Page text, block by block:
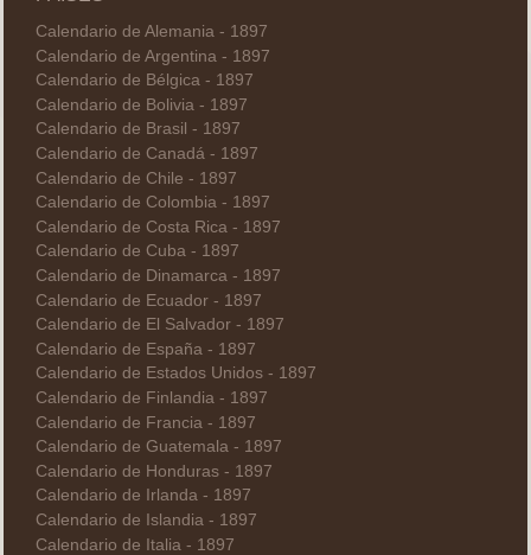
Calendario de Alemania - 1897
Calendario de Argentina - 1897
Calendario de Bélgica - 1897
Calendario de Bolivia - 1897
Calendario de Brasil - 1897
Calendario de Canadá - 1897
Calendario de Chile - 1897
Calendario de Colombia - 1897
Calendario de Costa Rica - 1897
Calendario de Cuba - 1897
Calendario de Dinamarca - 1897
Calendario de Ecuador - 1897
Calendario de El Salvador - 1897
Calendario de España - 1897
Calendario de Estados Unidos - 1897
Calendario de Finlandia - 1897
Calendario de Francia - 1897
Calendario de Guatemala - 1897
Calendario de Honduras - 1897
Calendario de Irlanda - 1897
Calendario de Islandia - 1897
Calendario de Italia - 1897